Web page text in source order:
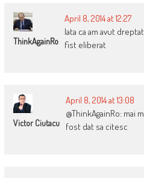
ThinkAgainRo
April 8, 2014 at 12:27
Iata ca am avut
fist eliberat
Victor Ciutacu
April 8, 2014 at 13:08
@ThinkAgainRo: mai
fost dat sa citesc